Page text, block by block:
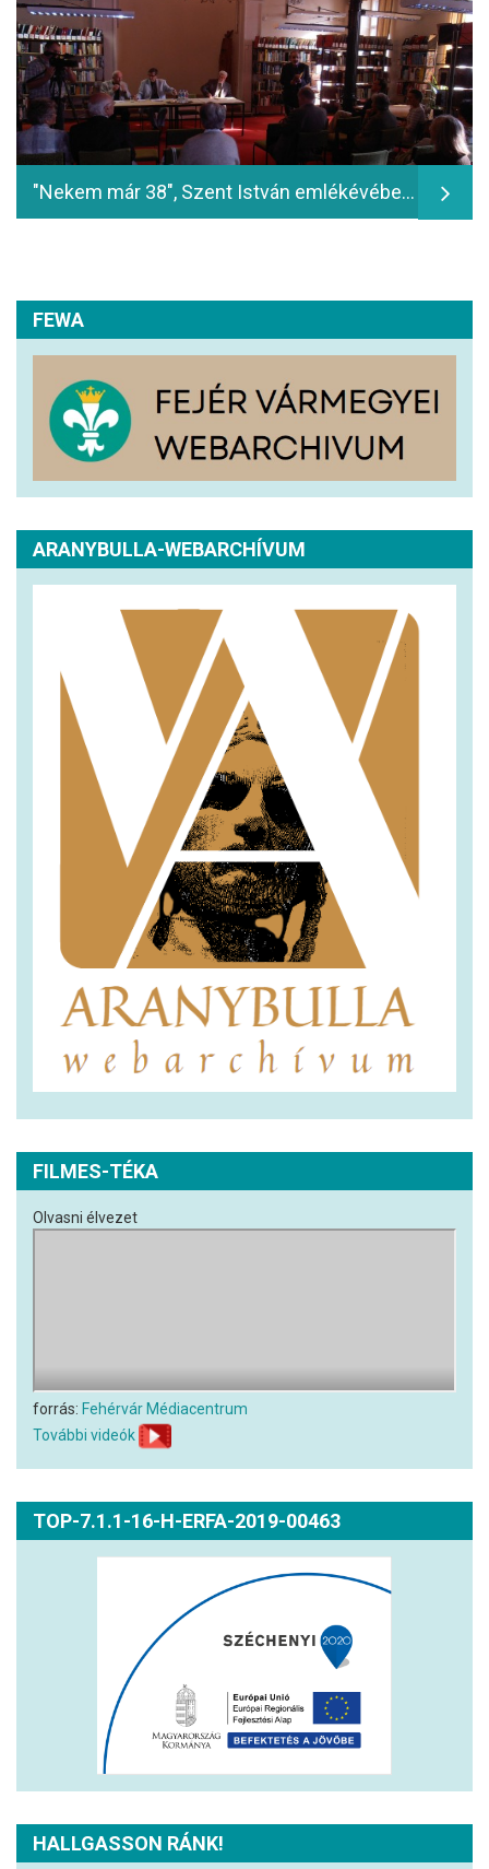
"Nekem már 38", Szent István emlékévében születtünk: dr. Gömör Béla, Juhász Előd, dr. Istvánfi Gyula előadása - 2013.06.07
FEWA
ARANYBULLA-WEBARCHÍVUM
FILMES-TÉKA
Olvasni élvezet
forrás: Fehérvár Médiacentrum
További videók
TOP-7.1.1-16-H-ERFA-2019-00463
HALLGASSON RÁNK!